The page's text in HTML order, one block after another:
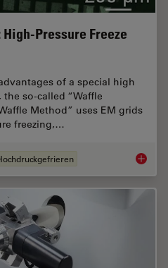
Pressure Freeze
of a special high
so-called “Waffle
Method” uses EM grids
freezing,…
The